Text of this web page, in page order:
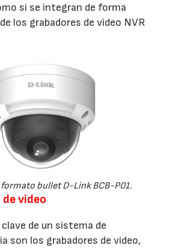
si se integran de forma
los grabadores de vídeo NVR
formato bullet D-Link BCB-P01.
vídeo
de un sistema de
son los grabadores de vídeo,